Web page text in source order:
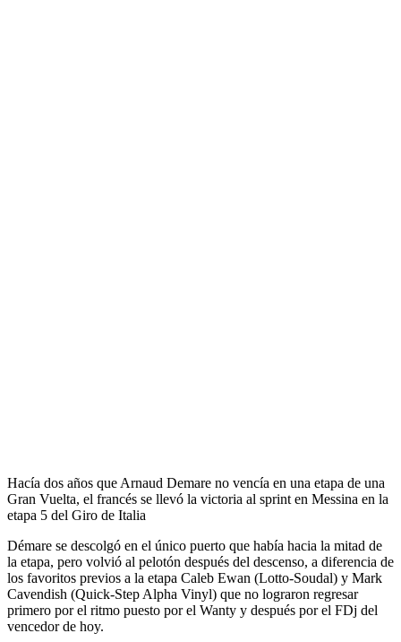
Hacía dos años que Arnaud Demare no vencía en una etapa de una
Gran Vuelta, el francés se llevó la victoria al sprint en Messina en la
etapa 5 del Giro de Italia
Démare se descolgó en el único puerto que había hacia la mitad de
la etapa, pero volvió al pelotón después del descenso, a diferencia de
los favoritos previos a la etapa Caleb Ewan (Lotto-Soudal) y Mark
Cavendish (Quick-Step Alpha Vinyl) que no lograron regresar
primero por el ritmo puesto por el Wanty y después por el FDj del
vencedor de hoy.